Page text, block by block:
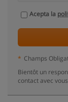
Acepta la
* Champs
Bientôt un
contact avec